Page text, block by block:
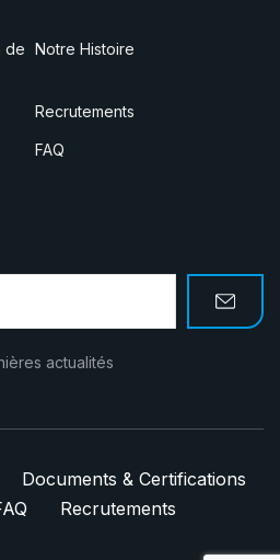
de Notre Histoire
Recrutements
FAQ
actualités
Documents & Certifications
Recrutements